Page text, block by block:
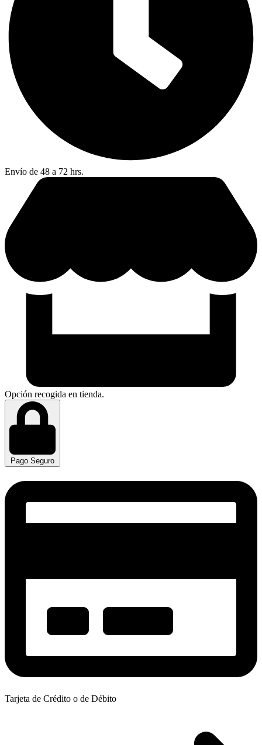
Envío de 48 a 72 hrs.
Opción recogida en tienda.
Pago Seguro
Tarjeta de Crédito o de Débito